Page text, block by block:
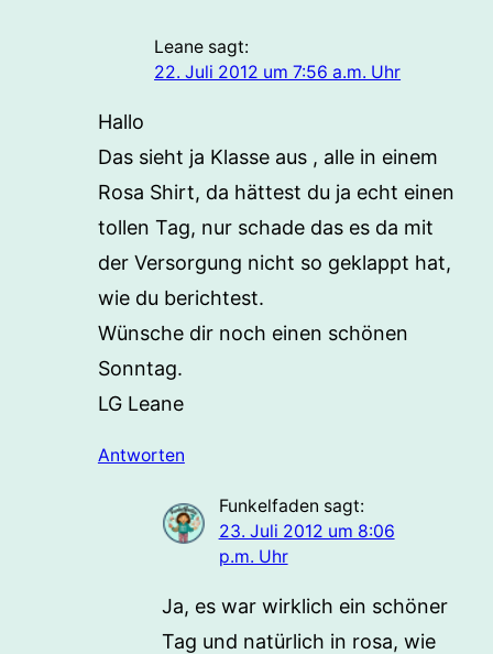
Leane sagt:
22. Juli 2012 um 7:56 a.m. Uhr
Hallo
Das sieht ja Klasse aus , alle in einem
Rosa Shirt, da hättest du ja echt einen
tollen Tag, nur schade das es da mit
der Versorgung nicht so geklappt hat,
wie du berichtest.
Wünsche dir noch einen schönen
Sonntag.
LG Leane
Antworten
Funkelfaden sagt:
23. Juli 2012 um 8:06
p.m. Uhr
Ja, es war wirklich ein schöner
Tag und natürlich in rosa, wie